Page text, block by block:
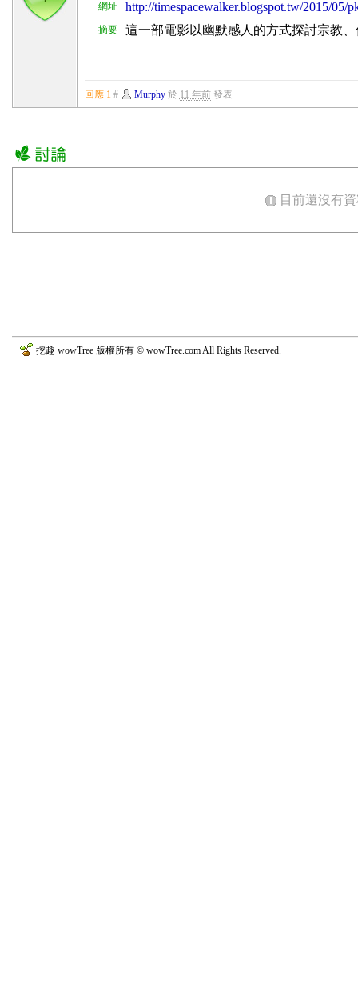
網址 http://timespacewalker.blogspot.tw/2015/05/
摘要 這一部電影以幽默感人的方式探討宗教
回應 1 # Murphy於 11 年前發表
目前還沒有
挖趣 wowTree 版權所有 © wowTree.com All Rights Reserved.